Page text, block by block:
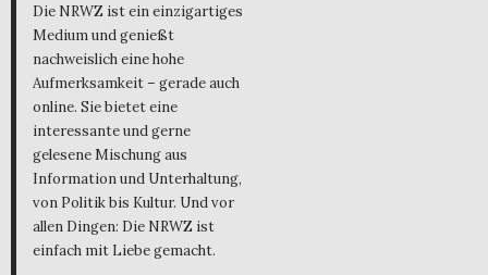
Die NRWZ ist ein einzigartiges
Medium und genießt
nachweislich eine hohe
Aufmerksamkeit – gerade auch
online. Sie bietet eine
interessante und gerne
gelesene Mischung aus
Information und Unterhaltung,
von Politik bis Kultur. Und vor
allen Dingen: Die NRWZ ist
einfach mit Liebe gemacht.